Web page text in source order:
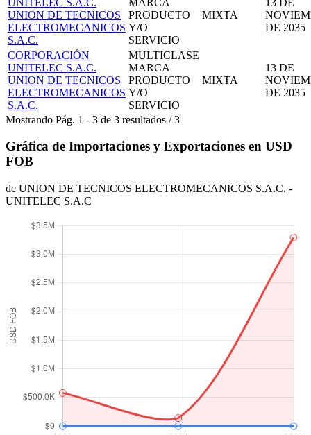
UNION DE TECNICOS
ELECTROMECANICOS
S.A.C.
PRODUCTO
Y/O
SERVICIO
MIXTA
DE 2035
CORPORACIÓN
UNITELEC S.A.C.
UNION DE TECNICOS
ELECTROMECANICOS
S.A.C.
MULTICLASE
MARCA
PRODUCTO
Y/O
SERVICIO
MIXTA
13 DE
DE 2035
Mostrando Pág. 1 - 3 de 3 resultados /3
Gráfica de Importaciones y Exportaciones en USD
FOB
de UNION DE TECNICOS ELECTROMECANICOS S.A.C. -
UNITELEC S.A.C